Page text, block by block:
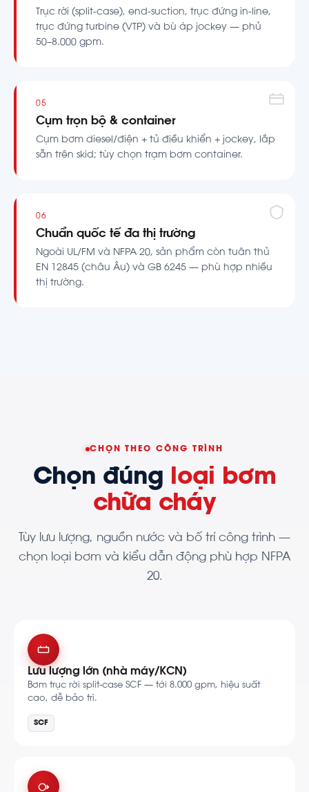
Trục rời (split-case), end-suction, trục đứng in-line,
trục đứng turbine (VTP) và bù áp jockey — phủ
50–8.000 gpm.
05
Cụm trọn bộ & container
Cụm bơm diesel/điện + tủ điều khiển + jockey, lắp
sẵn trên skid; tùy chọn trạm bơm container.
06
Chuẩn quốc tế đa thị trường
Ngoài UL/FM và NFPA 20, sản phẩm còn tuân thủ
EN 12845 (châu Âu) và GB 6245 — phù hợp nhiều
thị trường.
CHỌN THEO CÔNG TRÌNH
Chọn đúng loại bơm
chữa cháy
Tùy lưu lượng, nguồn nước và bố trí công trình —
chọn loại bơm và kiểu dẫn động phù hợp NFPA
20.
Lưu lượng lớn (nhà máy/KCN)
Bơm trục rời split-case SCF — tới 8.000 gpm, hiệu suất
cao, dễ bảo trì.
SCF